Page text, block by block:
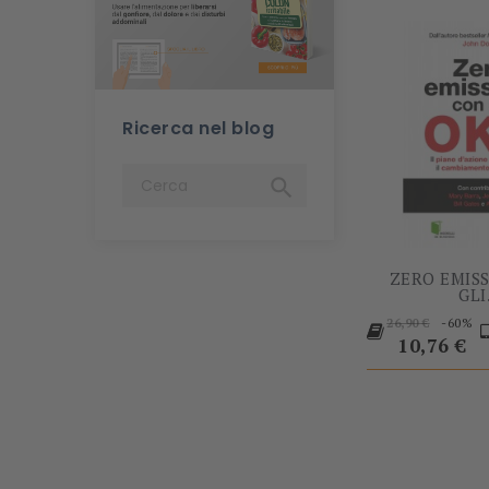
Ricerca nel blog
ZERO
Prezzo
base
26,90 € -60%
Prezzo
10,76 €